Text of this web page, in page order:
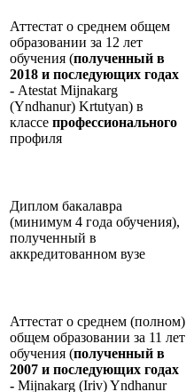
Аттестат о среднем общем
образовании за 12 лет
обучения (полученный в
2018 и последующих годах
- Atestat Mijnakarg
(Yndhanur) Krtutyan) в
классе профессионального
профиля
Диплом бакалавра
(минимум 4 года обучения),
полученный в
аккредитованном вузе
Аттестат о среднем (полном)
общем образовании за 11 лет
обучения (полученный в
2007 и последующих годах
- Mijnakarg (Iriv) Yndhanur